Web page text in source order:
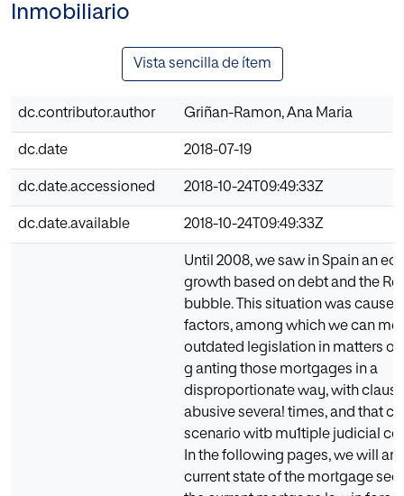
Inmobiliario
Vista sencilla de ítem
dc.contributor.author Griñan-Ramon, Ana Maria
dc.date 2018-07-19
dc.date.accessioned 2018-10-24T09:49:33Z
dc.date.available 2018-10-24T09:49:33Z
Until 2008, we saw in Spain an
growth based on debt and the
bubble. This situation was
factors, among which we can
outdated legislation in matters of
g anting those mortgages in a
disproportionate way, with
abusive severa! times, and that
scenario witb mu1tiple judicial
In the following pages, we will
current state of the mortgage